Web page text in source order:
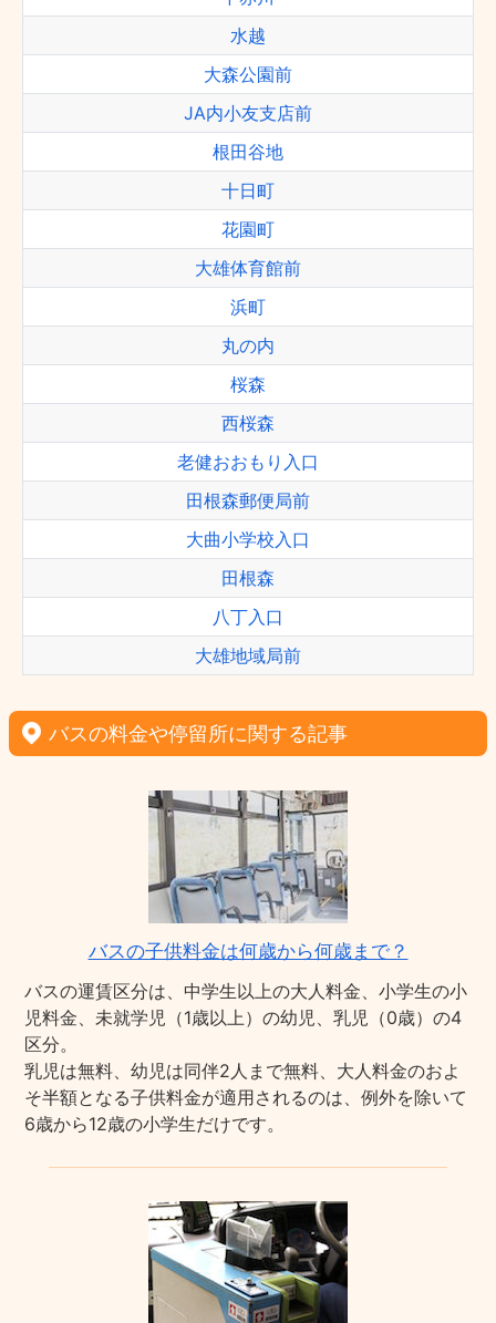
水越
大森公園前
JA内小友支店前
根田谷地
十日町
花園町
大雄体育館前
浜町
丸の内
桜森
西桜森
老健おおもり入口
田根森郵便局前
大曲小学校入口
田根森
八丁入口
大雄地域局前
バスの料金や停留所に関する記事
バスの子供料金は何歳から何歳まで？
バスの運賃区分は、中学生以上の大人料金、小学生の小
児料金、未就学児（1歳以上）の幼児、乳児（0歳）の4
区分。
乳児は無料、幼児は同伴2人まで無料、大人料金のおよ
そ半額となる子供料金が適用されるのは、例外を除いて
6歳から12歳の小学生だけです。